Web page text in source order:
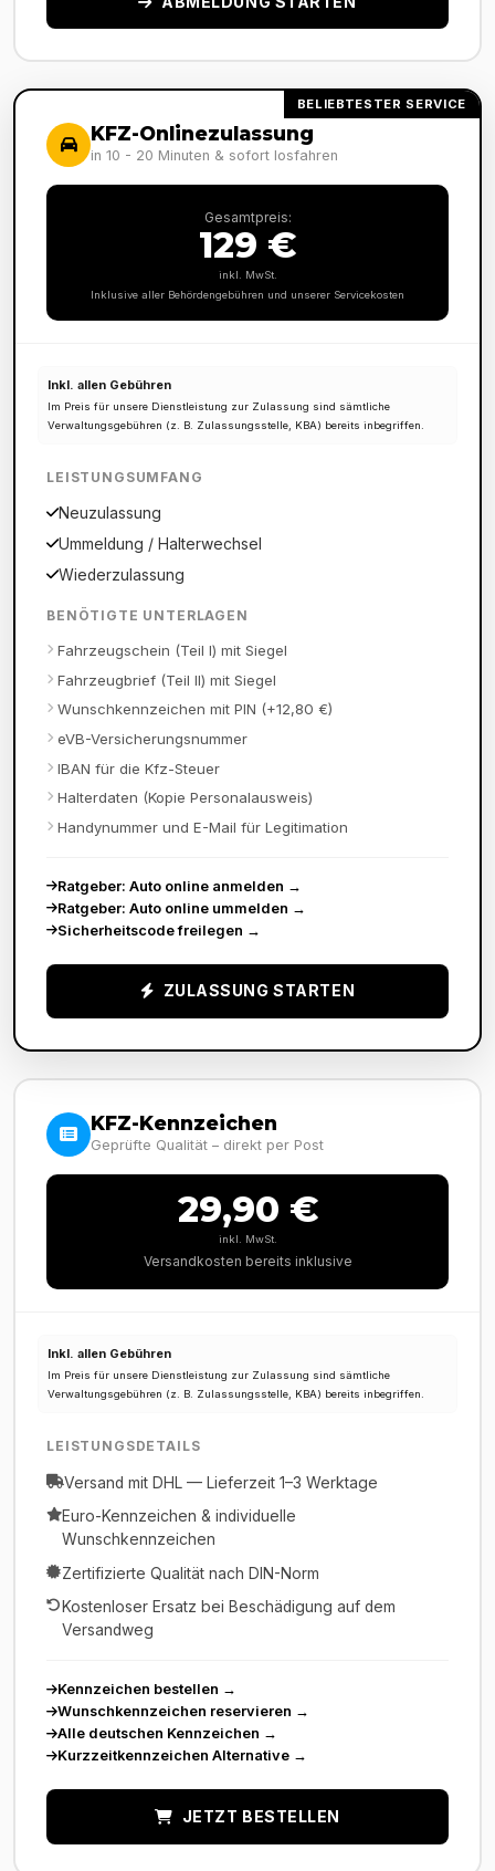
BELIEBTESTER SERVICE
KFZ-Onlinezulassung
in 10 - 20 Minuten & sofort losfahren
Gesamtpreis:
129 €
inkl. MwSt.
Inklusive aller Behördengebühren und unserer Servicekosten
Inkl. allen Gebühren
Im Preis für unsere Dienstleistung zur Zulassung sind sämtliche
Verwaltungsgebühren (z. B. Zulassungsstelle, KBA) bereits inbegriffen.
LEISTUNGSUMFANG
Neuzulassung
Ummeldung / Halterwechsel
Wiederzulassung
BENÖTIGTE UNTERLAGEN
Fahrzeugschein (Teil I) mit Siegel
Fahrzeugbrief (Teil II) mit Siegel
Wunschkennzeichen mit PIN (+12,80 €)
eVB-Versicherungsnummer
IBAN für die Kfz-Steuer
Halterdaten (Kopie Personalausweis)
Handynummer und E-Mail für Legitimation
Ratgeber: Auto online anmelden →
Ratgeber: Auto online ummelden →
Sicherheitscode freilegen →
ZULASSUNG STARTEN
KFZ-Kennzeichen
Geprüfte Qualität – direkt per Post
29,90 €
inkl. MwSt.
Versandkosten bereits inklusive
Inkl. allen Gebühren
Im Preis für unsere Dienstleistung zur Zulassung sind sämtliche
Verwaltungsgebühren (z. B. Zulassungsstelle, KBA) bereits inbegriffen.
LEISTUNGSDETAILS
Versand mit DHL — Lieferzeit 1–3 Werktage
Euro-Kennzeichen & individuelle
Wunschkennzeichen
Zertifizierte Qualität nach DIN-Norm
Kostenloser Ersatz bei Beschädigung auf dem
Versandweg
Kennzeichen bestellen →
Wunschkennzeichen reservieren →
Alle deutschen Kennzeichen →
Kurzzeitkennzeichen Alternative →
JETZT BESTELLEN